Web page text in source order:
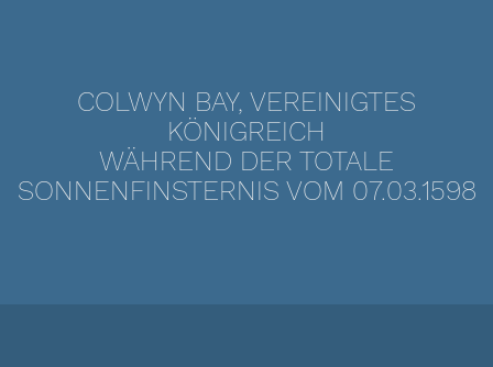
COLWYN BAY, VEREINIGTES
KÖNIGREICH
WÄHREND DER TOTALE
SONNENFINSTERNIS VOM 07.03.1598